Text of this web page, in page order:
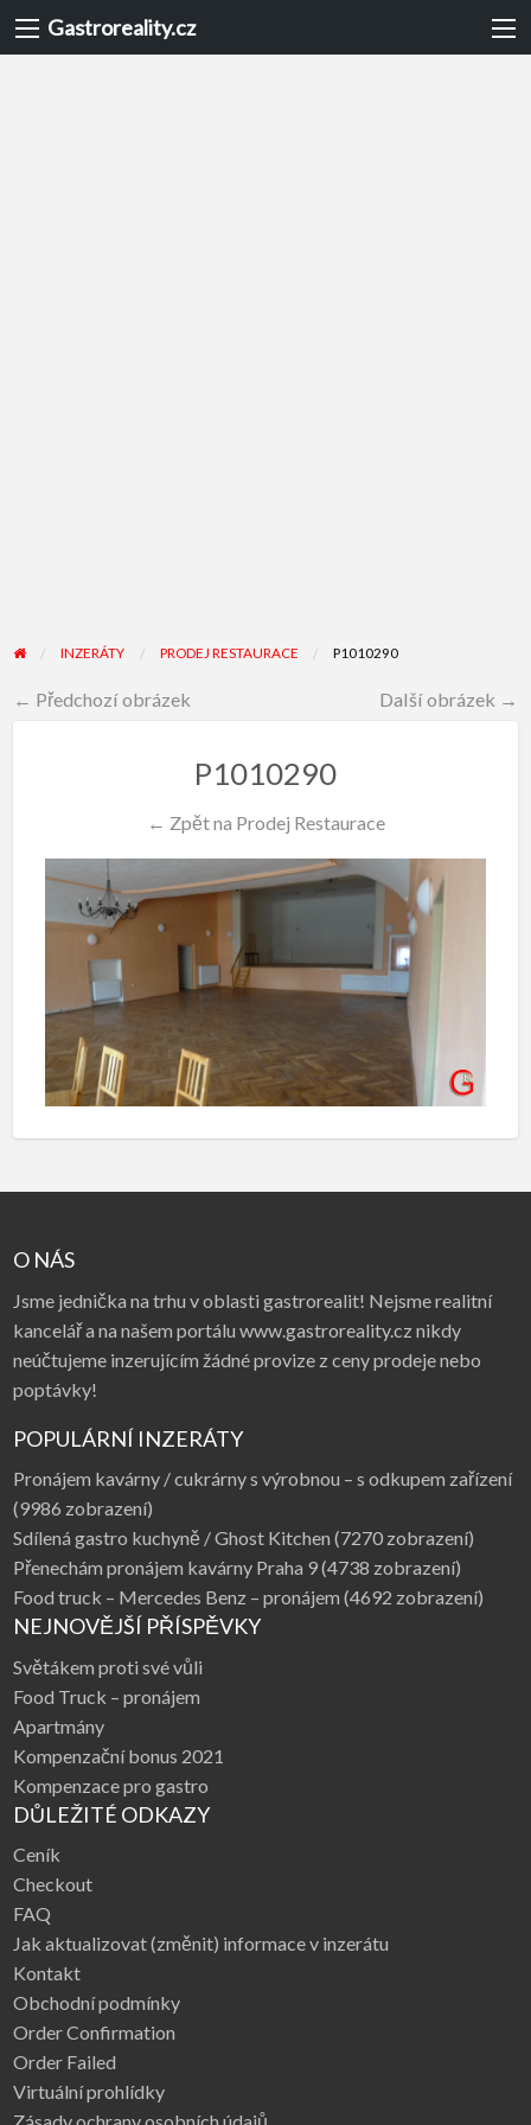
Gastroreality.cz
INZERÁTY PRODEJ RESTAURACE P1010290
← Předchozí obrázek Další obrázek →
P1010290
← Zpět na Prodej Restaurace
O NÁS
Jsme jednička na trhu v oblasti gastrorealit! Nejsme realitní
kancelář a na našem portálu www.gastroreality.cz nikdy
neúčtujeme inzerujícím žádné provize z ceny prodeje nebo
poptávky!
POPULÁRNÍ INZERÁTY
Pronájem kavárny / cukrárny s výrobnou – s odkupem zařízení
(9986 zobrazení)
Sdílená gastro kuchyně / Ghost Kitchen (7270 zobrazení)
Přenechám pronájem kavárny Praha 9(4738 zobrazení)
Food truck – Mercedes Benz – pronájem (4692 zobrazení)
NEJNOVĚJŠÍ PŘÍSPĚVKY
Světákem proti své vůli
Food Truck – pronájem
Apartmány
Kompenzační bonus 2021
Kompenzace pro gastro
DŮLEŽITÉ ODKAZY
Ceník
Checkout
FAQ
Jak aktualizovat (změnit) informace v inzerátu
Kontakt
Obchodní podmínky
Order Confirmation
Order Failed
Virtuální prohlídky